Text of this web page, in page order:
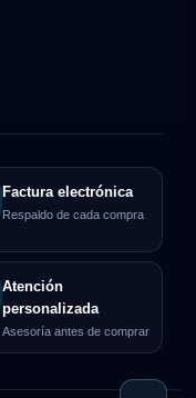
Factura electrónica
Respaldo de cada compra
Atención
personalizada
Asesoría antes de comprar